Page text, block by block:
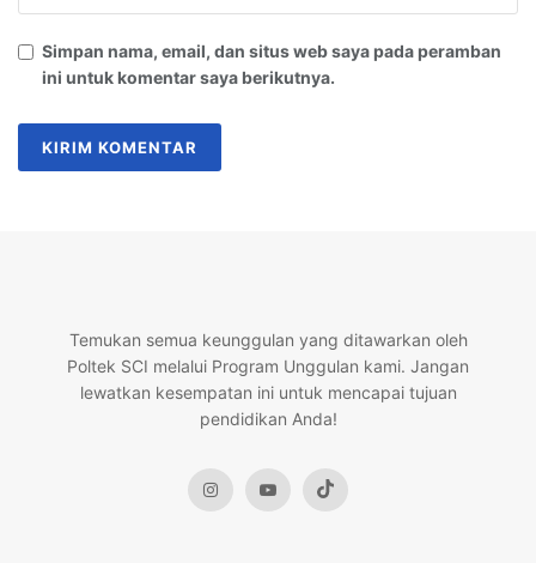
Simpan nama, email, dan situs web saya pada peramban
ini untuk komentar saya berikutnya.
Temukan semua keunggulan yang ditawarkan oleh
Poltek SCI melalui Program Unggulan kami. Jangan
lewatkan kesempatan ini untuk mencapai tujuan
pendidikan Anda!